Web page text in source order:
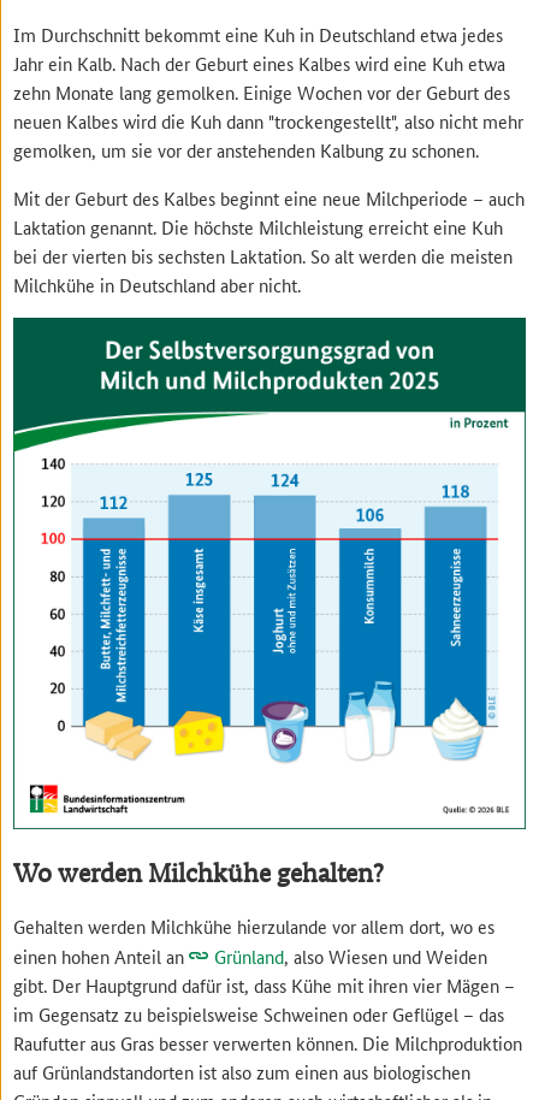
Im Durchschnitt bekommt eine Kuh in Deutschland etwa jedes
Jahr ein Kalb. Nach der Geburt eines Kalbes wird eine Kuh etwa
zehn Monate lang gemolken. Einige Wochen vor der Geburt des
neuen Kalbes wird die Kuh dann "trockengestellt", also nicht mehr
gemolken, um sie vor der anstehenden Kalbung zu schonen.
Mit der Geburt des Kalbes beginnt eine neue Milchperiode – auch
Laktation genannt. Die höchste Milchleistung erreicht eine Kuh
bei der vierten bis sechsten Laktation. So alt werden die meisten
Milchkühe in Deutschland aber nicht.
Wo werden Milchkühe gehalten?
Gehalten werden Milchkühe hierzulande vor allem dort, wo es
einen hohen Anteil an
Grünland, also Wiesen und Weiden
gibt. Der Hauptgrund dafür ist, dass Kühe mit ihren vier Mägen –
im Gegensatz zu beispielsweise Schweinen oder Geflügel – das
Raufutter aus Gras besser verwerten können. Die Milchproduktion
auf Grünlandstandorten ist also zum einen aus biologischen